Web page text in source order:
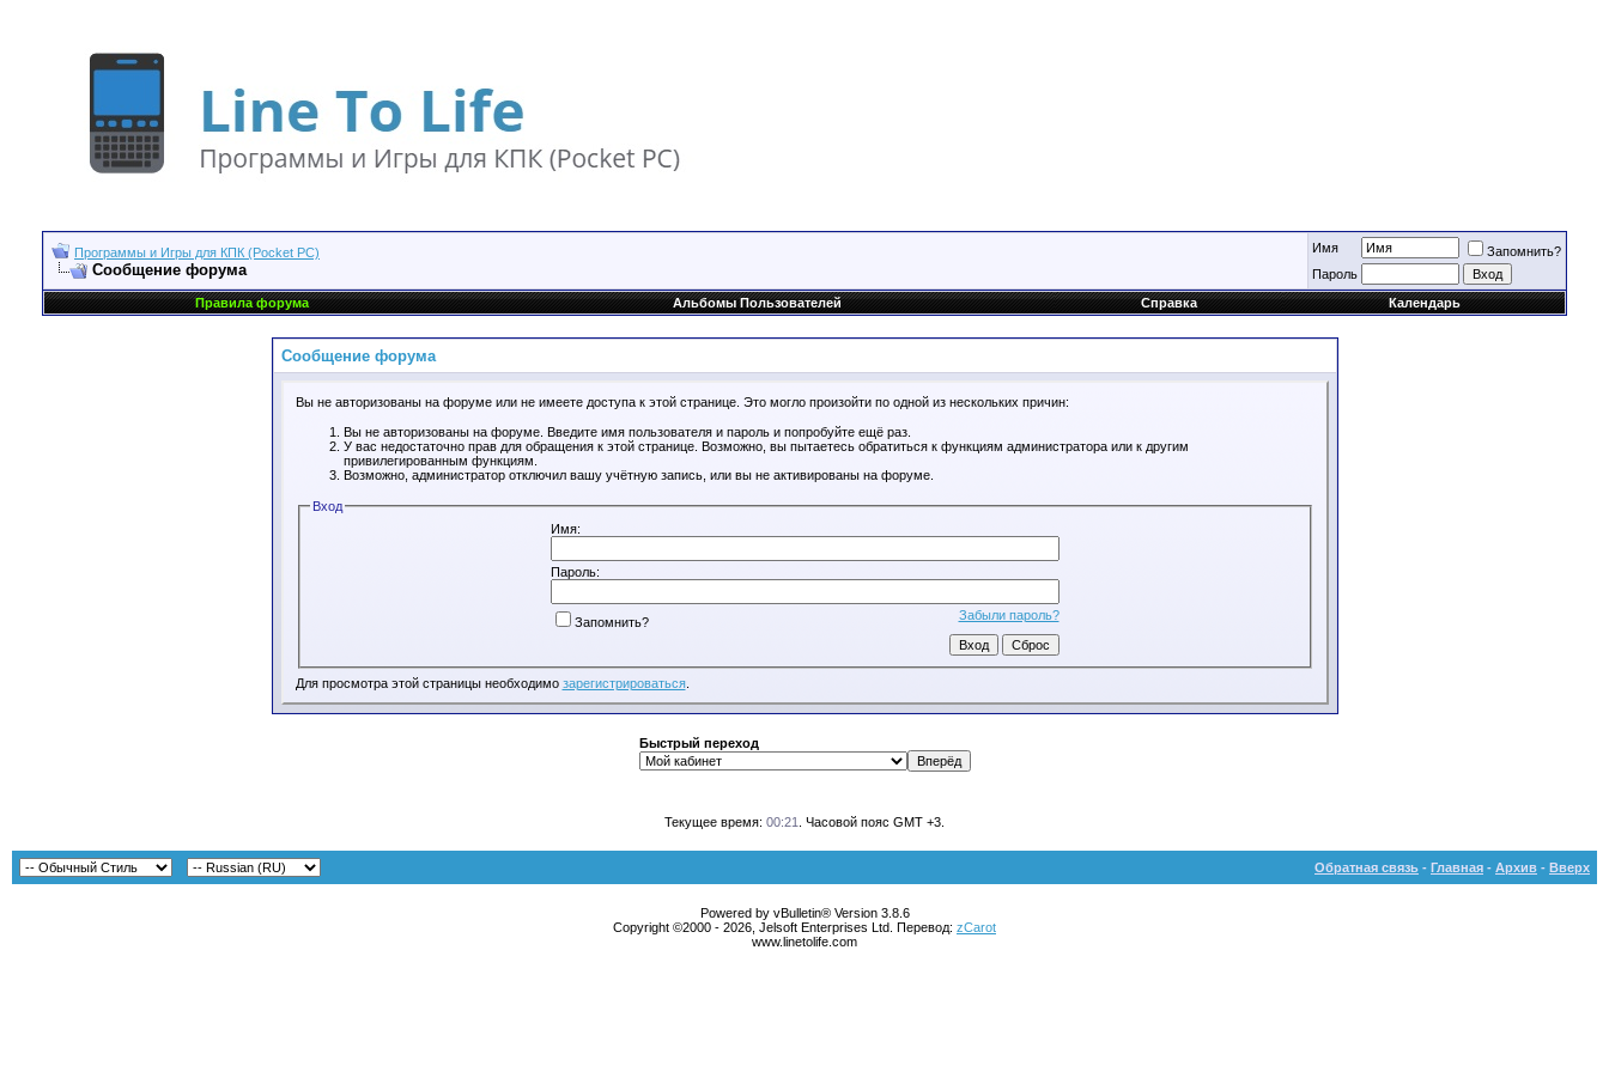
Программы и Игры для КПК (Pocket PC)
Сообщение форума
Имя
Запомнить?
Пароль
Правила форума
Альбомы Пользователей Справка Календарь
Сообщение форума
Вы не авторизованы на форуме или не имеете доступа к этой странице. Это могло произойти по одной из нескольких причин:
Вы не авторизованы на форуме. Введите имя пользователя и пароль и попробуйте ещё раз.
У вас недостаточно прав для обращения к этой странице. Возможно, вы пытаетесь обратиться к функциям администратора или к другим
привилегированным функциям.
Возможно, администратор отключил вашу учётную запись, или вы не активированы на форуме.
Вход
Имя:
Пароль:
Забыли пароль?
Запомнить?
Для просмотра этой страницы необходимо зарегистрироваться.
Быстрый переход
Текущее время: 00:21 . Часовой пояс GMT +3.
Обратная связь - Главная - Архив - Вверх
Powered by vBulletin® Version 3.8.6
Copyright ©2000 - 2026, Jelsoft Enterprises Ltd. Перевод: zCarot
www.linetolife.com